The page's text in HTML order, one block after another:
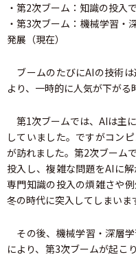
・第2次ブーム：知識の投入
・第3次ブーム：機械学習・
発展（現在）
ブームのたびにAIの技術
より、一時的に人気が下がる
第1次ブームでは、AIは主
していました。ですがコン
が訪れました。第2次ブーム
投入し、複雑な問題をAIに
専門知識の投入の煩雑さや
冬の時代に突入してしまいま
その後、機械学習・深層
により、第3次ブームが起こ